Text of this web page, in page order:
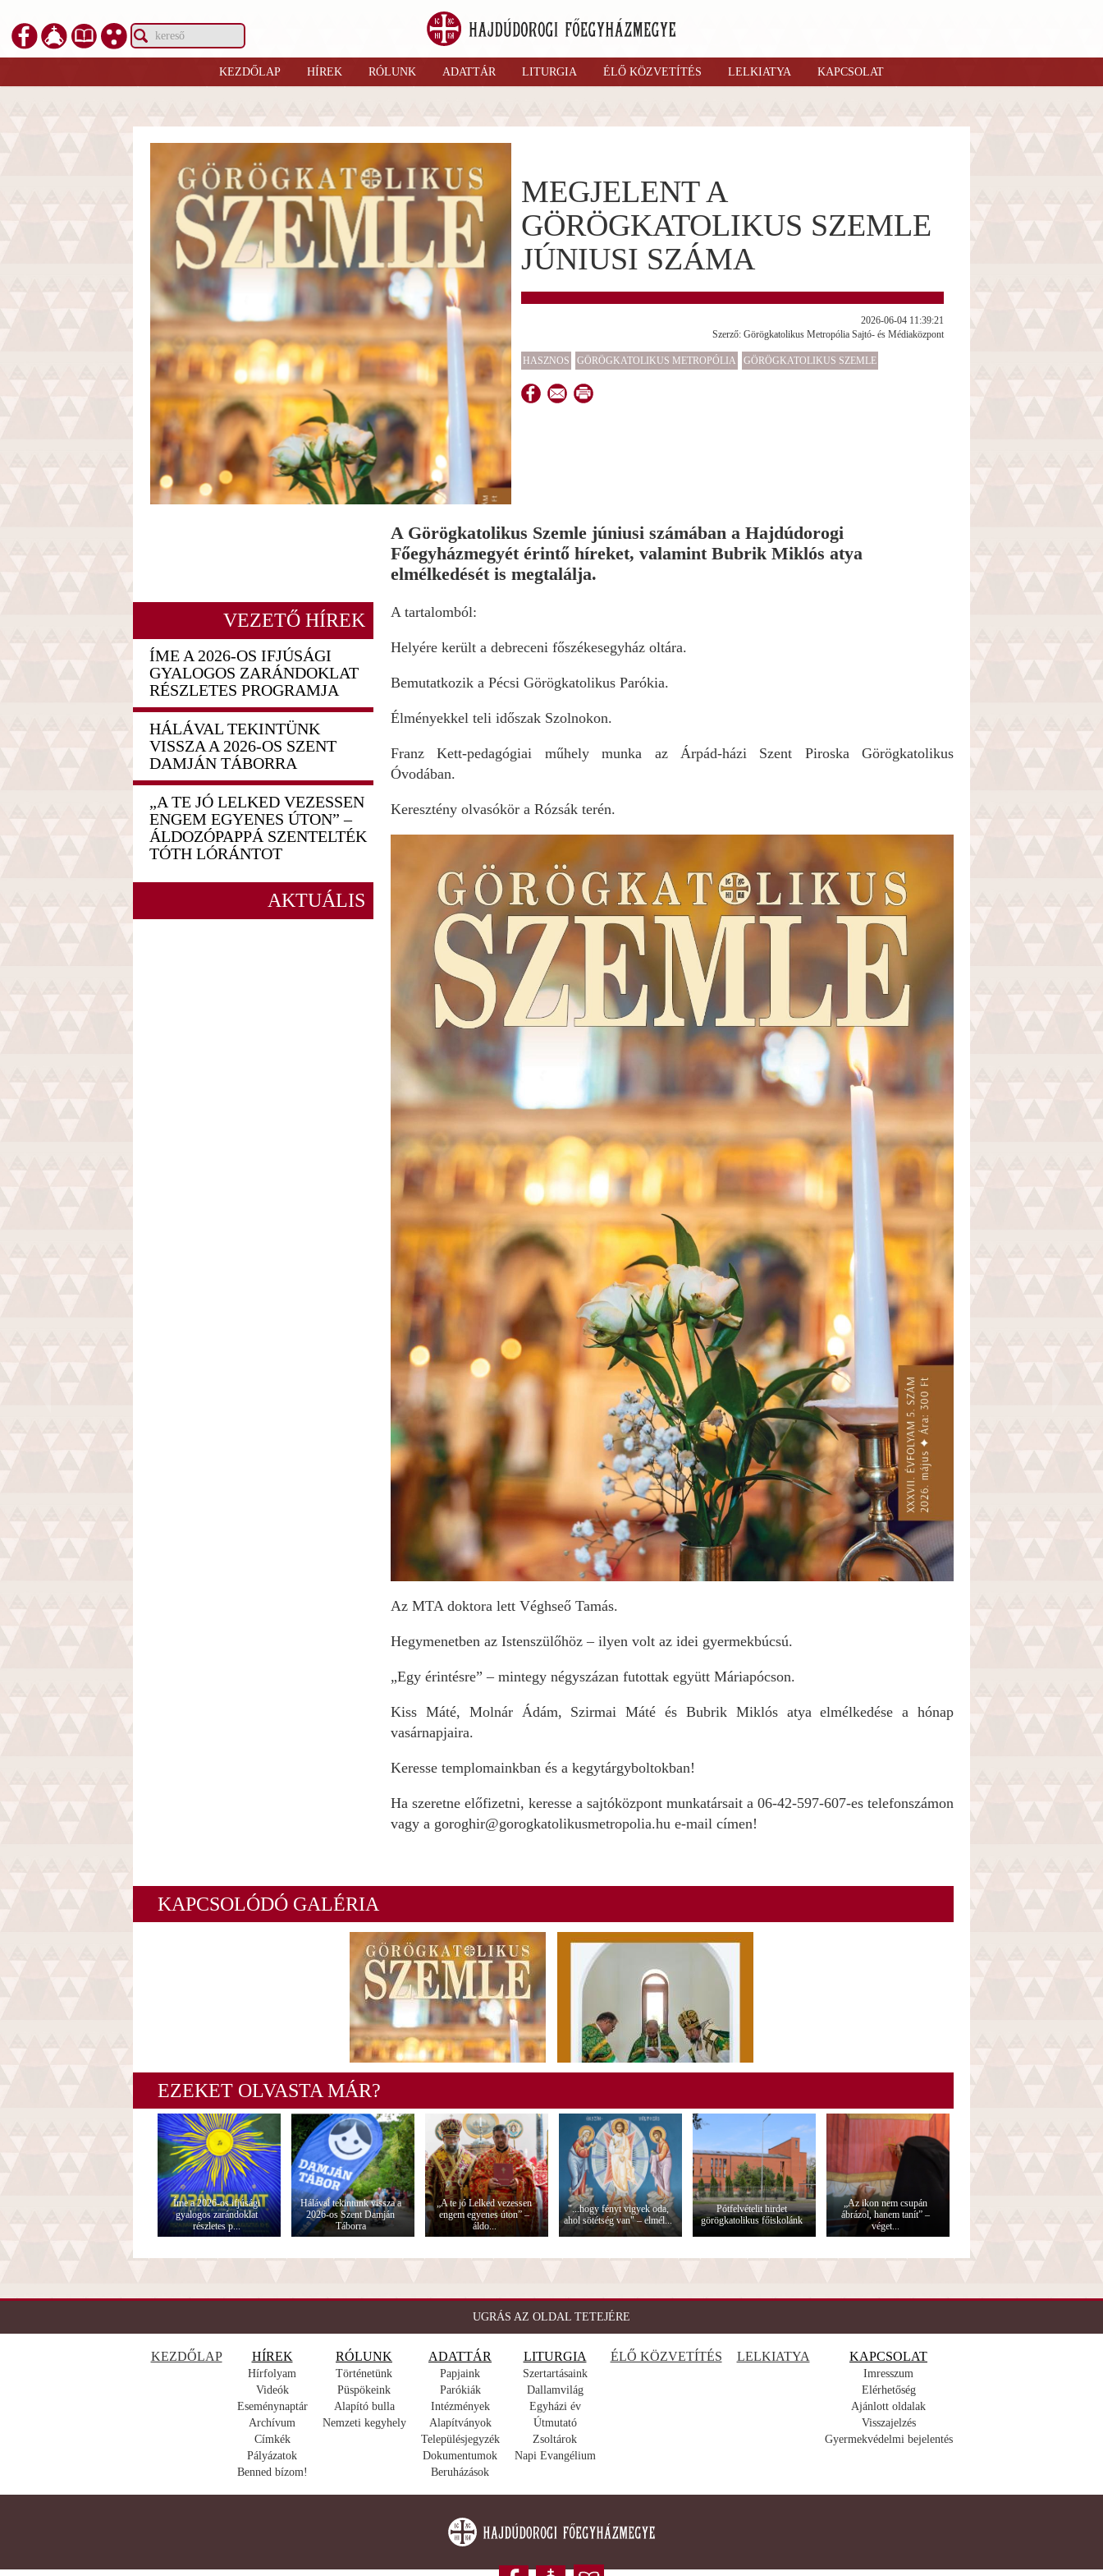
KEZDŐLAP HÍREK RÓLUNK ADATTÁR LITURGIA ÉLŐ KÖZVETÍTÉS LELKIATYA KAPCSOLAT
MEGJELENT A
GÖRÖGKATOLIKUS SZEMLE
JÚNIUSI SZÁMA
2026-06-04 11:39:21
Szerző: Görögkatolikus Metropólia Sajtó- és Médiaközpont
HASZNOS GÖRÖGKATOLIKUS METROPÓLIA GÖRÖGKATOLIKUS SZEMLE
A Görögkatolikus Szemle júniusi számában a Hajdúdorogi
Főegyházmegyét érintő híreket, valamint Bubrik Miklós atya
elmélkedését is megtalálja.
A tartalomból:
Helyére került a debreceni főszékesegyház oltára.
Bemutatkozik a Pécsi Görögkatolikus Parókia.
Élményekkel teli időszak Szolnokon.
Franz Kett-pedagógiai műhely munka az Árpád-házi Szent Piroska Görögkatolikus
Óvodában.
Keresztény olvasókör a Rózsák terén.
Az MTA doktora lett Véghseő Tamás.
Hegymenetben az Istenszülőhöz – ilyen volt az idei gyermekbúcsú.
„Egy érintésre” – mintegy négyszázan futottak együtt Máriapócson.
Kiss Máté, Molnár Ádám, Szirmai Máté és Bubrik Miklós atya elmélkedése a hónap
vasárnapjaira.
Keresse templomainkban és a kegytárgyboltokban!
Ha szeretne előfizetni, keresse a sajtóközpont munkatársait a 06-42-597-607-es telefonszámon
vagy a goroghir@gorogkatolikusmetropolia.hu e-mail címen!
VEZETŐ HÍREK
ÍME A 2026-OS IFJÚSÁGI
GYALOGOS ZARÁNDOKLAT
RÉSZLETES PROGRAMJA
HÁLÁVAL TEKINTÜNK
VISSZA A 2026-OS SZENT
DAMJÁN TÁBORRA
„A TE JÓ LELKED VEZESSEN
ENGEM EGYENES ÚTON” –
ÁLDOZÓPAPPÁ SZENTELTÉK
TÓTH LÓRÁNTOT
AKTUÁLIS
KAPCSOLÓDÓ GALÉRIA
EZEKET OLVASTA MÁR?
Íme a 2026-os ifjúsági
gyalogos zarándoklat
részletes p...
Hálával tekintünk vissza a
2026-os Szent Damján
Táborra
„A te jó Lelked vezessen
engem egyenes úton” –
áldo...
"...hogy fényt vigyek oda,
ahol sötétség van" – elmél...
Pótfelvételit hirdet
görögkatolikus főiskolánk
„Az ikon nem csupán
ábrázol, hanem tanít” –
véget...
UGRÁS AZ OLDAL TETEJÉRE
KEZDŐLAP HÍREK
Hírfolyam
Videók
Eseménynaptár
Archívum
Címkék
Pályázatok
Benned bízom!
RÓLUNK
Történetünk
Püspökeink
Alapító bulla
Nemzeti kegyhely
ADATTÁR
Papjaink
Parókiák
Intézmények
Alapítványok
Településjegyzék
Dokumentumok
Beruházások
LITURGIA
Szertartásaink
Dallamvilág
Egyházi év
Útmutató
Zsoltárok
Napi Evangélium
ÉLŐ KÖZVETÍTÉS LELKIATYA KAPCSOLAT
Imresszum
Elérhetőség
Ajánlott oldalak
Visszajelzés
Gyermekvédelmi bejelentés